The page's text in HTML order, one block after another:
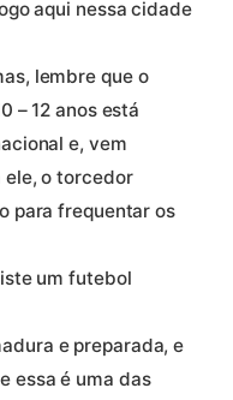
aqui nessa cidade
lembre que o
– 12 anos está
e, vem
ele, o torcedor
para frequentar os
um futebol
e preparada, e
essa é uma das